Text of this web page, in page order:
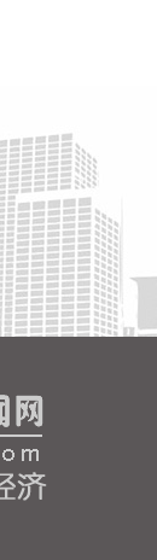
水
福
方
，
学
河
财
长